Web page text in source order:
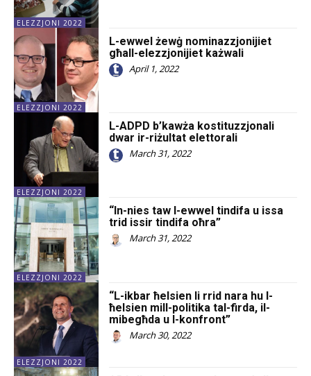
ELEZZJONI 2022
ELEZZJONI 2022
L-ewwel żewġ nominazzjonijiet
għall-elezzjonijiet każwali
April 1, 2022
ELEZZJONI 2022
L-ADPD b’kawża kostituzzjonali
dwar ir-riżultat elettorali
March 31, 2022
ELEZZJONI 2022
“In-nies taw l-ewwel tindifa u issa
trid issir tindifa oħra”
March 31, 2022
ELEZZJONI 2022
“L-ikbar ħelsien li rrid nara hu l-
ħelsien mill-politika tal-firda, il-
mibegħda u l-konfront”
March 30, 2022